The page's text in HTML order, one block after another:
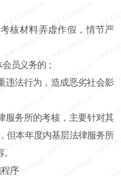
核材料弄虚作假，情节严
员义务的；
违法行为，造成恶劣社会影
服务所的考核，主要针对其
但本年度内基层法律服务所
序